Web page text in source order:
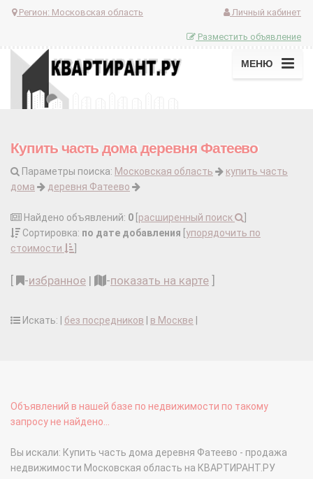
Регион: Московская область Личный кабинет
Разместить объявление
МЕНЮ
Купить часть дома деревня Фатеево
Параметры поиска: Московская область
купить часть
дома
деревня Фатеево
Найдено объявлений: 0 расширенный поиск
Сортировка: по дате добавления упорядочить по
стоимости
-избранное | -показать на карте
Искать: | без посредников в Москве
Объявлений в нашей базе по недвижимости по такому
запросу не найдено...
Вы искали: Купить часть дома деревня Фатеево - продажа
недвижимости Московская область на КВАРТИРАНТ.РУ